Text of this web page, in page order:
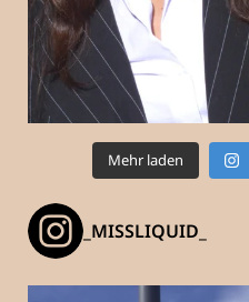
Mehr laden
_MISSLIQUID_